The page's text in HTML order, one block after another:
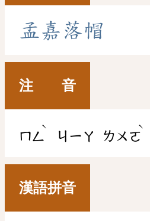
孟 嘉 落帽
注 音
ㄇㄥ
ˋ
ㄐㄧㄚ ㄌㄨㄛ
ˋ
漢語拼音